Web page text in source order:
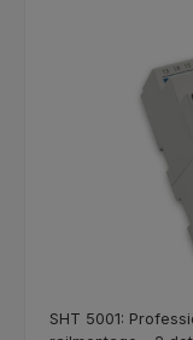
SHT 5001: